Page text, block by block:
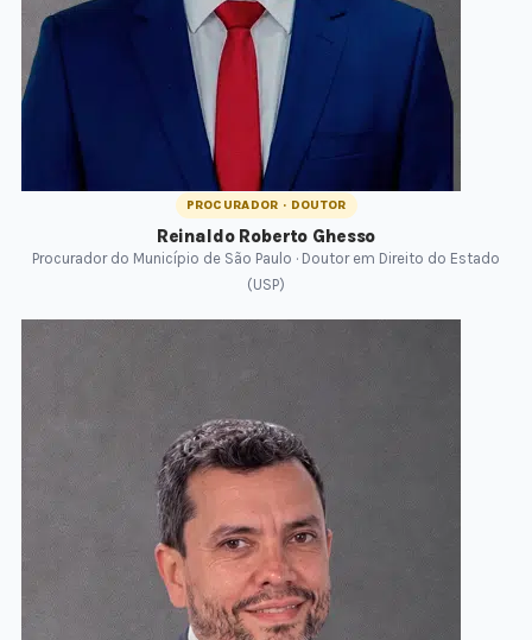
PROCURADOR · DOUTOR
Reinaldo Roberto Ghesso
Procurador do Município de São Paulo · Doutor em Direito do Estado
(USP)